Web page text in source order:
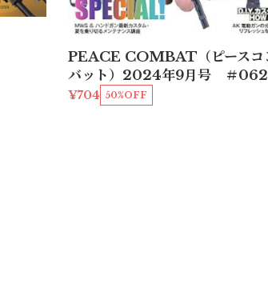
PEACE COMBAT（ピースコ
バット）2024年9月号 ＃062
¥704 50%OFF